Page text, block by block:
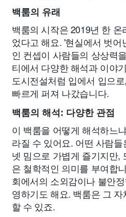
백룸의 유래
백룸의 시작은 2019년 한
었다고 해요. '현실에서 벗어
인 컨셉이 사람들의 상상력
티에서 다양한 해석과 이야
도시전설처럼 입에서 입으
빠르게 퍼져 나갔습니다.
백룸의 해석: 다양한 관점
이 백룸을 어떻게 해석하느
라질 수 있어요. 어떤 사람
넷 밈으로 가볍게 즐기지만,
은 철학적인 의미를 부여합
회에서의 소외감이나 불안
영하기도 해요. 백룸은 그
할 수 있죠.